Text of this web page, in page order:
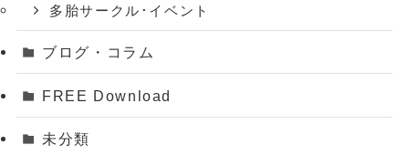
多胎サークル･イベント
ブログ・コラム
FREE Download
未分類